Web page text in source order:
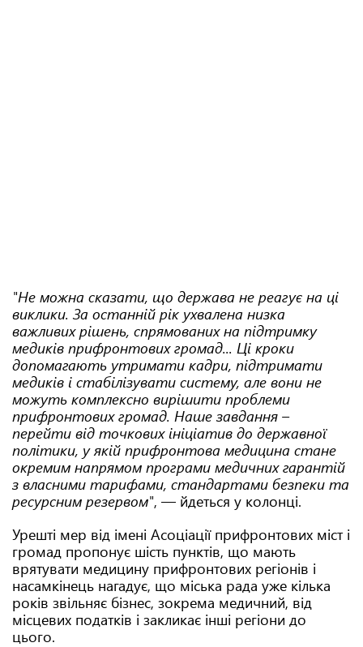
"Не можна сказати, що держава не реагує на ці
виклики. За останній рік ухвалена низка
важливих рішень, спрямованих на підтримку
медиків прифронтових громад... Ці кроки
допомагають утримати кадри, підтримати
медиків і стабілізувати систему, але вони не
можуть комплексно вирішити проблеми
прифронтових громад. Наше завдання –
перейти від точкових ініціатив до державної
політики, у якій прифронтова медицина стане
окремим напрямом програми медичних гарантій
з власними тарифами, стандартами безпеки та
ресурсним резервом", — йдеться у колонці.
Урешті мер від імені Асоціації прифронтових міст і
громад пропонує шість пунктів, що мають
врятувати медицину прифронтових регіонів і
насамкінець нагадує, що міська рада уже кілька
років звільняє бізнес, зокрема медичний, від
місцевих податків і закликає інші регіони до
цього.